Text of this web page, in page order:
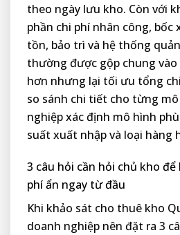
theo ngày lưu kho. Còn với
phần chi phí nhân công, bốc
tồn, bảo trì và hệ thống
thường được gộp chung
hơn nhưng lại tối ưu tổng
so sánh chi tiết cho từng
nghiệp xác định mô hình
suất xuất nhập và loại hàng
3 câu hỏi cần hỏi chủ kho
phí ẩn ngay từ đầu
Khi khảo sát cho thuê kho
doanh nghiệp nên đặt ra 3